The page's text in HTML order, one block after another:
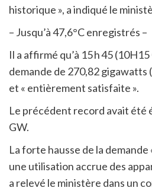
historique », a indiqué le
– Jusqu’à 47,6°C enregistrés –
Il a affirmé qu’à 15 h 45
demande de 270,82
et « entièrement satisfaite ».
Le précédent record avait été
GW.
La forte hausse de la demande
une utilisation accrue des
a relevé le ministère dans un